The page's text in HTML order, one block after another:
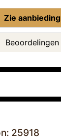
Zie aanbieding
Beoordelingen
25918